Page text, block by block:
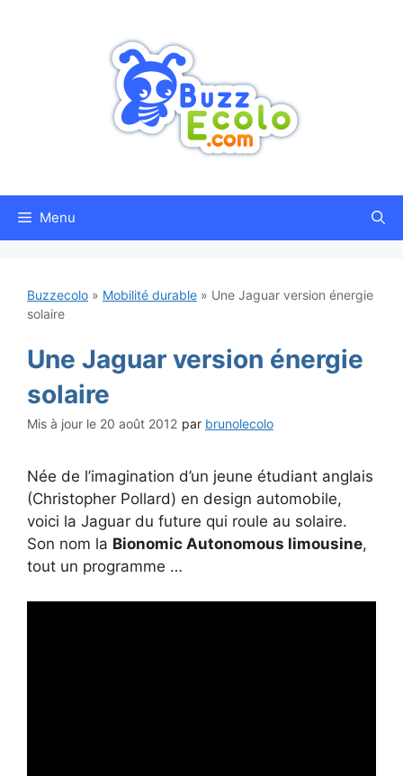
Menu
Buzzecolo » Mobilité durable » Une Jaguar version énergie
solaire
Une Jaguar version énergie
solaire
20 août 2012 par brunolecolo
Née de l’imagination d’un jeune étudiant anglais
(Christopher Pollard) en design automobile,
voici la Jaguar du future qui roule au solaire.
Son nom la Bionomic Autonomous limousine,
tout un programme …